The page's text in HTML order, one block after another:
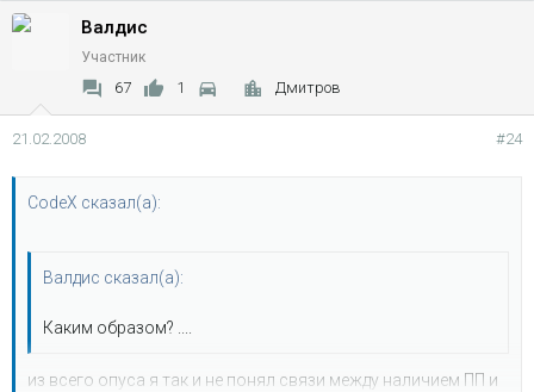
Валдис
Участник
67 1 Дмитров
21.02.2008 #24
CodeX сказал(а):
Валдис сказал(а):
Каким образом? ....
из всего опуса я так и не понял связи между наличием ПП и